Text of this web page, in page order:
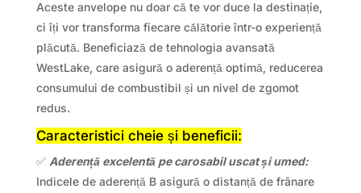
Aceste anvelope nu doar că te vor duce la destinație,
ci îți vor transforma fiecare călătorie într-o experiență
plăcută. Beneficiază de tehnologia avansată
WestLake, care asigură o aderență optimă, reducerea
consumului de combustibil și un nivel de zgomot
redus.
Caracteristici cheie și beneficii:
✅ Aderență excelentă pe carosabil uscat și umed:
Indicele de aderență B asigură o distanță de frânare